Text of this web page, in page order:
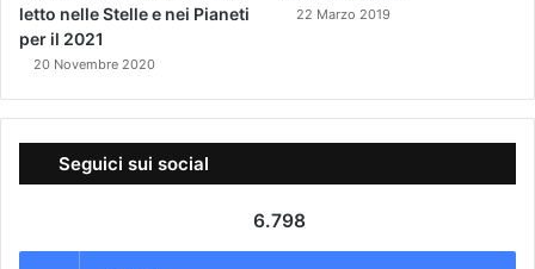
letto nelle Stelle e nei Pianeti
per il 2021
20 Novembre 2020
22 Marzo 2019
Seguici sui social
6.798